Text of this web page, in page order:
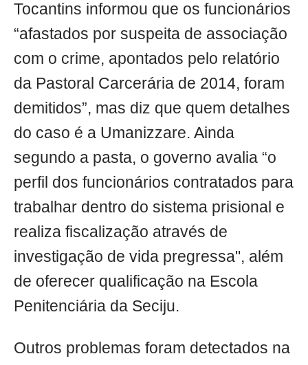
Tocantins informou que os funcionários
“afastados por suspeita de associação
com o crime, apontados pelo relatório
da Pastoral Carcerária de 2014, foram
demitidos”, mas diz que quem detalhes
do caso é a Umanizzare. Ainda
segundo a pasta, o governo avalia “o
perfil dos funcionários contratados para
trabalhar dentro do sistema prisional e
realiza fiscalização através de
investigação de vida pregressa", além
de oferecer qualificação na Escola
Penitenciária da Seciju.
Outros problemas foram detectados na